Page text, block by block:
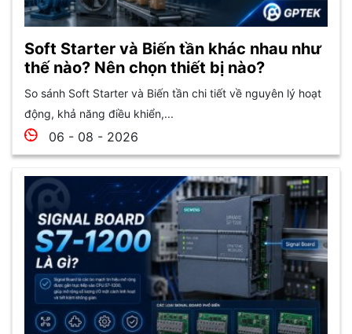
Soft Starter và Biến tần khác nhau như
thế nào? Nên chọn thiết bị nào?
So sánh Soft Starter và Biến tần chi tiết về nguyên lý hoạt
động, khả năng điều khiển,...
06 - 08 - 2026